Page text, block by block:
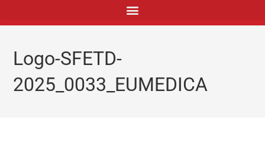
Logo-SFETD-
2025_0033_EUMEDICA